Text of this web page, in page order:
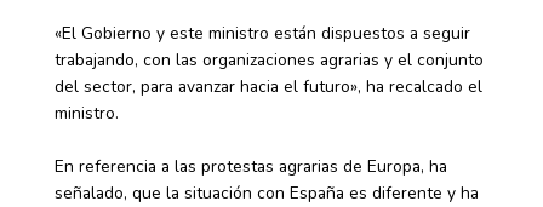
«El Gobierno y este ministro están dispuestos a seguir
trabajando, con las organizaciones agrarias y el conjunto
del sector, para avanzar hacia el futuro», ha recalcado el
ministro.
En referencia a las protestas agrarias de Europa, ha
señalado, que la situación con España es diferente y ha